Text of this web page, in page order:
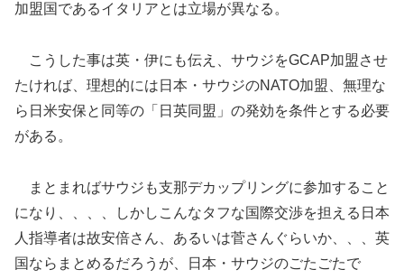
加盟国であるイタリアとは立場が異なる。
こうした事は英・伊にも伝え、サウジをGCAP加盟させ
たければ、理想的には日本・サウジのNATO加盟、無理な
ら日米安保と同等の「日英同盟」の発効を条件とする必要
がある。
まとまればサウジも支那デカップリングに参加すること
になり、、、、しかしこんなタフな国際交渉を担える日本
人指導者は故安倍さん、あるいは菅さんぐらいか、、、英
国ならまとめるだろうが、日本・サウジのごたごたで